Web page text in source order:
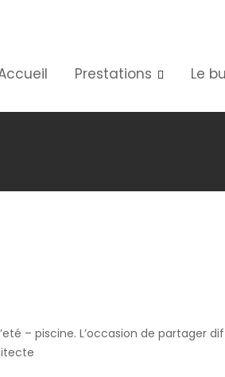
Prestations Le
– piscine. L’occasion de partager